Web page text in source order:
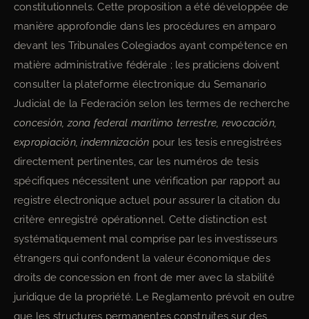
constitutionnels. Cette proposition a été développée de
manière approfondie dans les procédures en amparo
devant les Tribunales Colegiados ayant compétence en
matière administrative fédérale ; les praticiens doivent
consulter la plateforme électronique du Semanario
Judicial de la Federación selon les termes de recherche
concesión, zona federal marítimo terrestre, revocación,
expropiación, indemnización pour les tesis enregistrées
directement pertinentes, car les numéros de tesis
spécifiques nécessitent une vérification par rapport au
registre électronique actuel pour assurer la citation du
critère enregistré opérationnel. Cette distinction est
systématiquement mal comprise par les investisseurs
étrangers qui confondent la valeur économique des
droits de concession en front de mer avec la stabilité
juridique de la propriété. Le Reglamento prévoit en outre
que les structures permanentes construites sur des